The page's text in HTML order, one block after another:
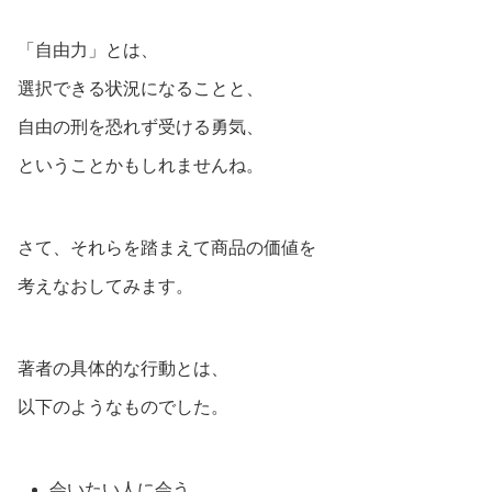
「自由力」とは、
選択できる状況になることと、
自由の刑を恐れず受ける勇気、
ということかもしれませんね。
さて、それらを踏まえて商品の価値を
考えなおしてみます。
著者の具体的な行動とは、
以下のようなものでした。